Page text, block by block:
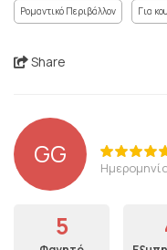
Ρομαντικό Περιβάλλον Για
Share
GG
5